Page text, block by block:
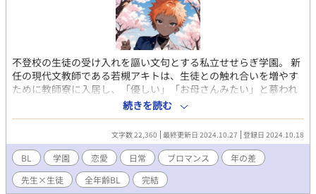
不登校の生徒の受け入れを謳い文句とする私立せせらぎ学園。 新
任の現代文教師である若槻アキトは、生徒との触れ合いを増やす
ために教師寮に入居し、「優しい」「お母さんみたい」と慕われ
る存在である。 彼が向き合うのは、声優志望で儚げな少年、天音
レイ。 また、授業中に大声を出したり教師の胸倉を掴んだりする
不良少年 の鳴海リュウ とも交流する。 この物語は、若槻アキト
が生徒たちの抱える深い問題や心の傷と真摯に向き合っていく姿
を描く。 昔作ったノベルゲームを原作に加筆訂正してみました。
続きを読む
文字数 22,360 最終更新日 2024.10.27 登録日 2024.10.18
BL 学園 恋愛 日常 ブロマンス
年の差
先生×生徒
全年齢BL 完結